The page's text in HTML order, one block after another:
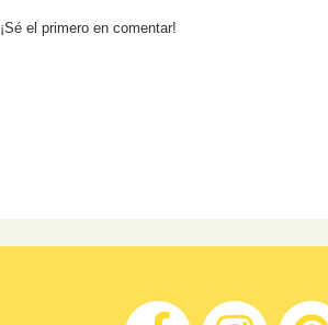
¡Sé el primero en comentar!